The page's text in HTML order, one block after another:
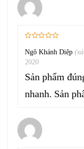
Ngô Khánh Diệp
2020
Sản phẩm
nhanh. Sản